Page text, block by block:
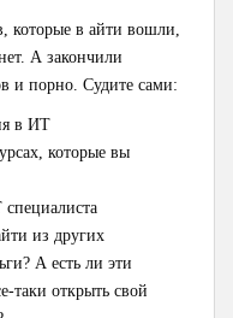
которые в айти вошли,
А закончили
и порно. Судите сами:
в ИТ
которые вы
из других
А есть ли эти
таки открыть свой